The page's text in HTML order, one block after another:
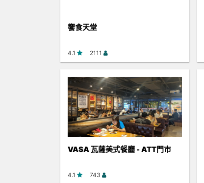
饗食天堂
4.1 2111
VASA 瓦薩美式餐廳 - ATT門市
4.1 743